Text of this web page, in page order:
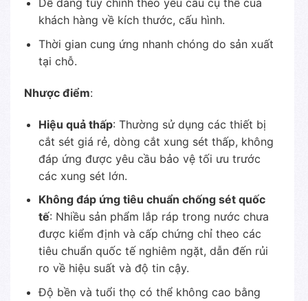
Dễ dàng tùy chỉnh theo yêu cầu cụ thể của
khách hàng về kích thước, cấu hình.
Thời gian cung ứng nhanh chóng do sản xuất
tại chỗ.
Nhược điểm:
Hiệu quả thấp: Thường sử dụng các thiết bị
cắt sét giá rẻ, dòng cắt xung sét thấp, không
đáp ứng được yêu cầu bảo vệ tối ưu trước
các xung sét lớn.
Không đáp ứng tiêu chuẩn chống sét quốc
tế: Nhiều sản phẩm lắp ráp trong nước chưa
được kiểm định và cấp chứng chỉ theo các
tiêu chuẩn quốc tế nghiêm ngặt, dẫn đến rủi
ro về hiệu suất và độ tin cậy.
Độ bền và tuổi thọ có thể không cao bằng